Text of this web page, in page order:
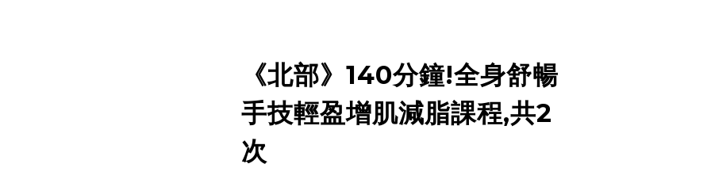
《北部》140分鐘!全身舒暢
手技輕盈增肌減脂課程,共2
次